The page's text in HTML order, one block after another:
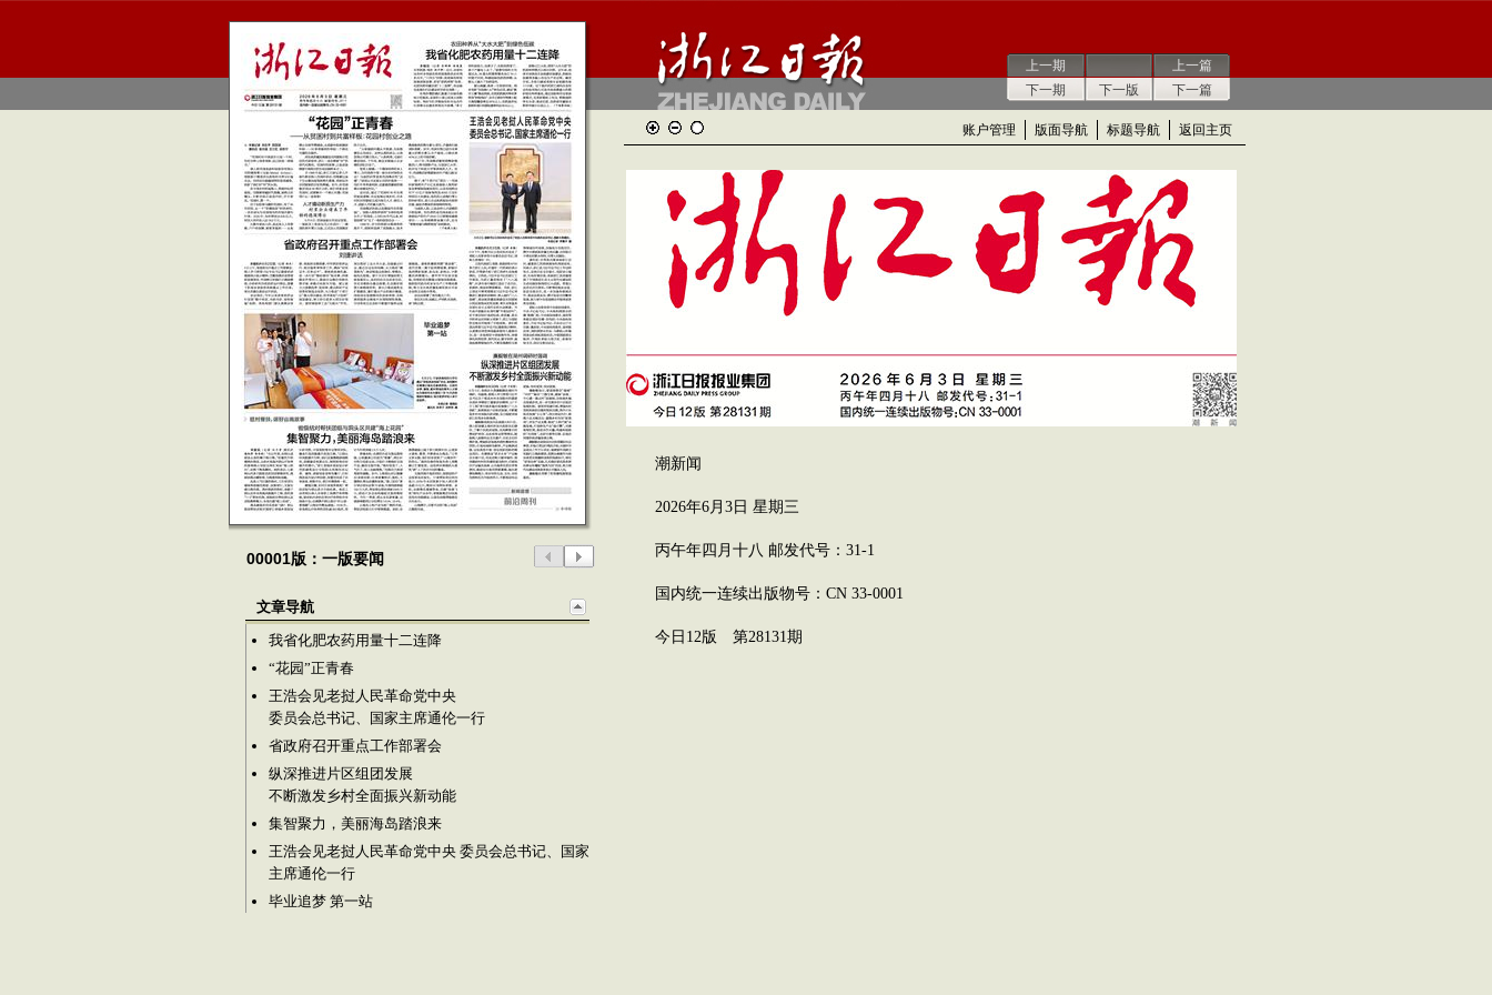
上一期
下一期
下一版
上一篇
下一篇
00001版：一版要闻
文章导航
我省化肥农药用量十二连降
“花园”正青春
王浩会见老挝人民革命党中央
委员会总书记、国家主席通伦一行
省政府召开重点工作部署会
纵深推进片区组团发展
不断激发乡村全面振兴新动能
集智聚力，美丽海岛踏浪来
王浩会见老挝人民革命党中央 委员会总书记、国家
主席通伦一行
毕业追梦 第一站
账户管理 版面导航 标题导航 返回主页
潮新闻
2026年6月3日 星期三
丙午年四月十八 邮发代号：31-1
国内统一连续出版物号：CN 33-0001
今日12版 第28131期